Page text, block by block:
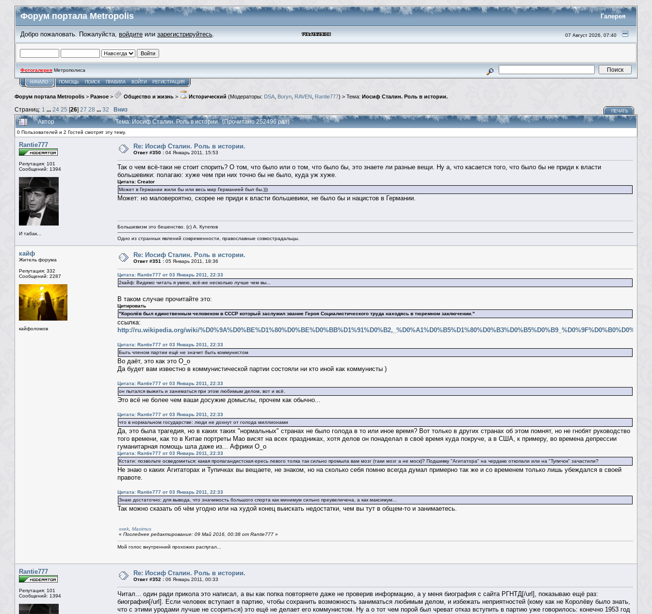
Форум портала Metropolis Галерея
Добро пожаловать. Пожалуйста, войдите или зарегистрируйтесь. 07 Август 2026, 07:40
Фотогалерея Метрополиса
НАЧАЛО ПОМОЩЬ ПОИСК ПРАВИЛА ВОЙТИ РЕГИСТРАЦИЯ
Форум портала Metropolis > Разное > Общество и жизнь > Исторический (Модераторы: DSA Boryn RAVEN Rantie777) > Тема: Иосиф Сталин. Роль в истории.
Страниц: 1 ... 24 25 [26] 27 28 ... 32 Вниз ПЕЧАТЬ
Автор Тема: Иосиф Сталин. Роль в истории. (Прочитано 252496 раз)
0 Пользователей и 2 Гостей смотрят эту тему.
Rantie777
Репутация: 101
Сообщений: 1394
И табак...
Re: Иосиф Сталин. Роль в истории.
Ответ #350 : 04 Январь 2011, 15:53
Так о чем всё-таки не стоит спорить? О том, что было или о том, что было бы, это знаете ли разные вещи. Ну а, что касается того, что было бы не приди к власти
большевики: полагаю: хуже чем при них точно бы не было, куда уж хуже.
Цитата: Creator
Может в Германии жили бы или весь мир Германией был бы.)))
Может: но маловероятно, скорее не приди к власти большевики, не было бы и нацистов в Германии.
Большевизм это бешенство. (с) А. Кутепов
Одно из странных явлений современности, православные совкострадальцы.
кайф
Житель форума
Репутация: 332
Сообщений: 2287
кайфоломов
Re: Иосиф Сталин. Роль в истории.
Ответ #351 : 05 Январь 2011, 18:36
Цитата: Rantie777 от 03 Январь 2011, 22:33
2кайф: Видимо читать я умею, всё-же несколько лучше чем вы...
В таком случае прочитайте это:
Цитировать
"Королёв был единственным человеком в СССР который заслужил звание Героя Социалистического труда находясь в тюремном заключении."
ссылка:
http://ru.wikipedia.org/wiki/
Цитата: Rantie777 от 03 Январь 2011, 22:33
Быть членом партии ещё не значит быть коммунистом
Во даёт, это как это О_о
Да будет вам известно в коммунистической партии состояли ни кто иной как коммунисты )
Цитата: Rantie777 от 03 Январь 2011, 22:33
он пытался выжить и заниматься при этом любимым делом, вот и всё.
Это всё не более чем ваши досужие домыслы, прочем как обычно...
Цитата: Rantie777 от 03 Январь 2011, 22:33
что в нормальном государстве: люди не дохнут от голода миллионами
Да, это была трагедия, но в каких таких "нормальных" странах не было голода в то или иное время? Вот только в других странах об этом помнят, но не гнобят руководство
того времени, как то в Китае портреты Мао висят на всех праздниках, хотя делов он понаделал в своё время куда покруче, а в США, к примеру, во времена депрессии
гуманитарная помощь шла даже из... Африки О_о
Цитата: Rantie777 от 03 Январь 2011, 22:33
Кстати: позвольте осведомиться: какая пропагандистская ересь левого толка так сильно промыла вам мозг (таки мозг а не моск)? Подшивку "Агитатора" на чердаке откопали или на "Тупичок" зачастили?
Не знаю о каких Агитаторах и Тупичках вы вещаете, не знаком, но на сколько себя помню всегда думал примерно так же и со временем только лишь убеждался в своей
правоте.
Цитата: Rantie777 от 03 Январь 2011, 22:33
Знаю достаточно: для вывода, что значимость большого спорта как минимум сильно преувеличена, а как максимум...
Так можно сказать об чём угодно или на худой конец выискать недостатки, чем вы тут в общем-то и занимаетесь.
xxek, Maximus
« Последнее редактирование: 09 Май 2016, 00:38 от Rantie777 »
Мой голос внутренний прохожих распугал...
Rantie777
Репутация: 101
Сообщений: 1394
Re: Иосиф Сталин. Роль в истории.
Ответ #352 : 06 Январь 2011, 00:33
Читал... один ради прикола это написал, а вы как попка повторяете даже не проверив информацию, а у меня биография с сайта РГНТД[/url], показываю ещё раз:
биография[/url]. Если человек вступает в партию, чтобы сохранить возможность заниматься любимым делом, и избежать неприятностей (кому как не Королёву было знать,
что с этими уродами лучше не ссориться) это ещё не делает его коммунистом. Ну а о тот чем порой был чреват отказ вступить в партию уже говорилось: конечно 1953 год